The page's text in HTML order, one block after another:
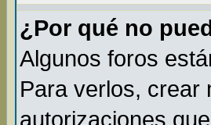
¿Por qué no
Algunos foros
Para verlos, crear
autorizaciones